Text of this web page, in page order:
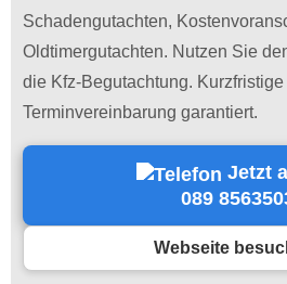
Schadengutachten,
Oldtimergutachten. Nutzen Sie
die Kfz-Begutachtung.
Terminvereinbarung garantiert.
Jetzt
089
Webseite